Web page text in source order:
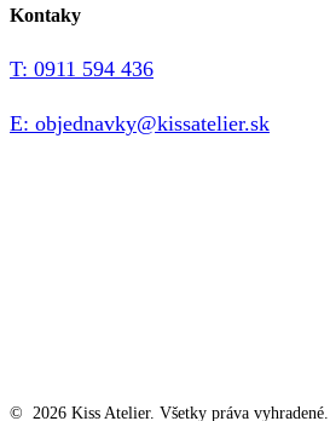
Kontaky
T: 0911 594 436
E: objednavky@kissatelier.sk
© 2026 Kiss Atelier. Všetky práva vyhradené.